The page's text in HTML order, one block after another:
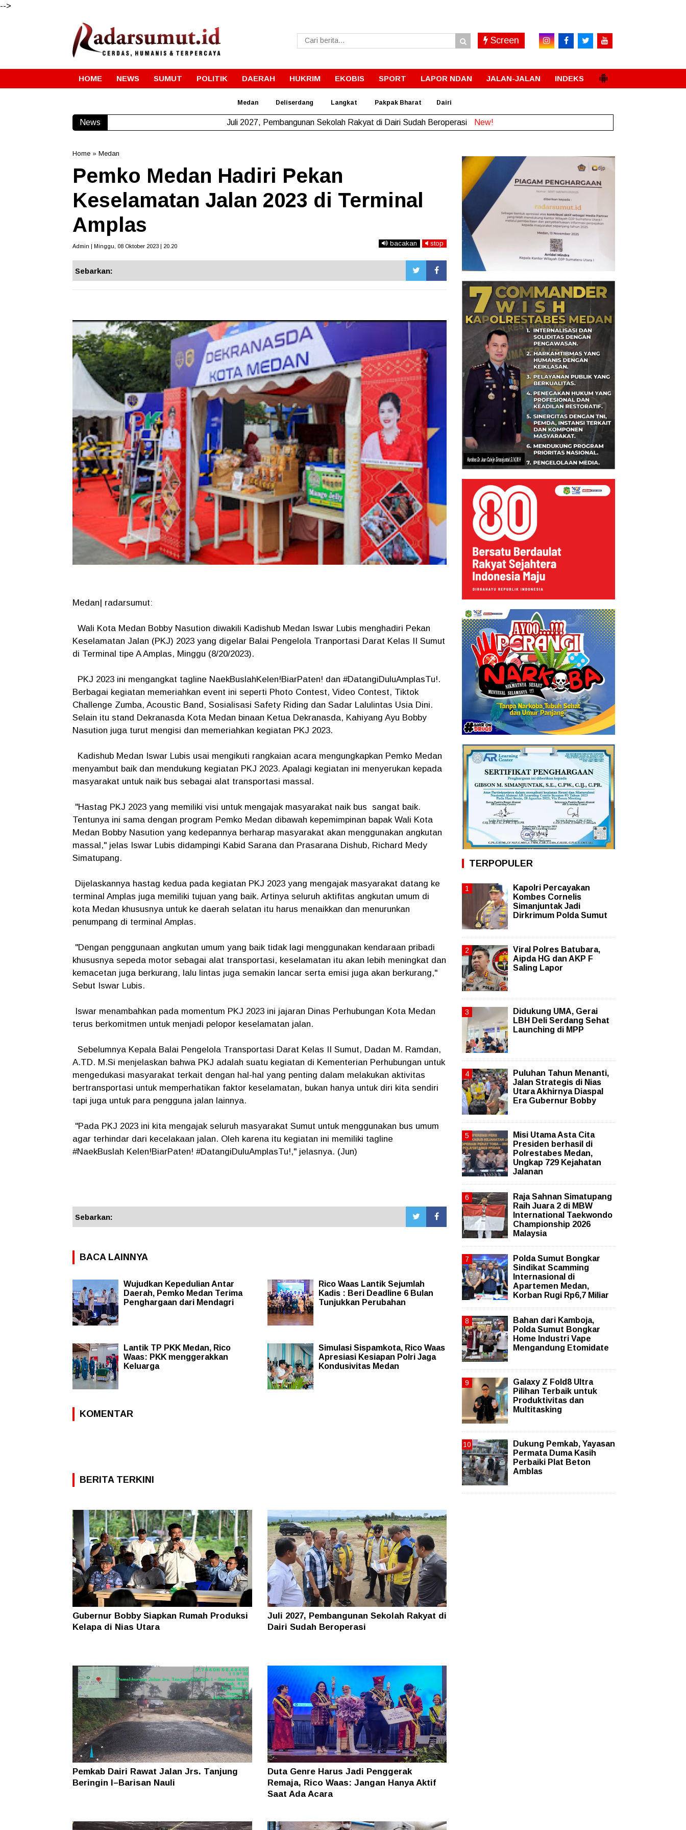
-->
Screen
HOME NEWS SUMUT POLITIK DAERAH HUKRIM EKOBIS SPORT LAPOR NDAN JALAN-JALAN INDEKS
Medan Deliserdang Langkat Pakpak Bharat Dairi
News Pemkab Dairi Rawat Jalan Jrs. Tanjung Beringin I–Barisan Nauli New!
Home » Medan
Pemko Medan Hadiri Pekan
Keselamatan Jalan 2023 di Terminal
Amplas
Admin | Minggu, 08 Oktober 2023 | 20.20 bacakan stop
Sebarkan:
Medan| radarsumut:
Wali Kota Medan Bobby Nasution diwakili Kadishub Medan Iswar Lubis menghadiri Pekan
Keselamatan Jalan (PKJ) 2023 yang digelar Balai Pengelola Tranportasi Darat Kelas II Sumut
di Terminal tipe A Amplas, Minggu (8/20/2023).
PKJ 2023 ini mengangkat tagline NaekBuslahKelen!BiarPaten! dan #DatangiDuluAmplasTu!.
Berbagai kegiatan memeriahkan event ini seperti Photo Contest, Video Contest, Tiktok
Challenge Zumba, Acoustic Band, Sosialisasi Safety Riding dan Sadar Lalulintas Usia Dini.
Selain itu stand Dekranasda Kota Medan binaan Ketua Dekranasda, Kahiyang Ayu Bobby
Nasution juga turut mengisi dan memeriahkan kegiatan PKJ 2023.
Kadishub Medan Iswar Lubis usai mengikuti rangkaian acara mengungkapkan Pemko Medan
menyambut baik dan mendukung kegiatan PKJ 2023. Apalagi kegiatan ini menyerukan kepada
masyarakat untuk naik bus sebagai alat transportasi massal.
"Hastag PKJ 2023 yang memiliki visi untuk mengajak masyarakat naik bus sangat baik.
Tentunya ini sama dengan program Pemko Medan dibawah kepemimpinan bapak Wali Kota
Medan Bobby Nasution yang kedepannya berharap masyarakat akan menggunakan angkutan
massal," jelas Iswar Lubis didampingi Kabid Sarana dan Prasarana Dishub, Richard Medy
Simatupang.
Dijelaskannya hastag kedua pada kegiatan PKJ 2023 yang mengajak masyarakat datang ke
terminal Amplas juga memiliki tujuan yang baik. Artinya seluruh aktifitas angkutan umum di
kota Medan khususnya untuk ke daerah selatan itu harus menaikkan dan menurunkan
penumpang di terminal Amplas.
"Dengan penggunaan angkutan umum yang baik tidak lagi menggunakan kendaraan pribadi
khususnya sepeda motor sebagai alat transportasi, keselamatan itu akan lebih meningkat dan
kemacetan juga berkurang, lalu lintas juga semakin lancar serta emisi juga akan berkurang,"
Sebut Iswar Lubis.
Iswar menambahkan pada momentum PKJ 2023 ini jajaran Dinas Perhubungan Kota Medan
terus berkomitmen untuk menjadi pelopor keselamatan jalan.
Sebelumnya Kepala Balai Pengelola Transportasi Darat Kelas II Sumut, Dadan M. Ramdan,
A.TD. M.Si menjelaskan bahwa PKJ adalah suatu kegiatan di Kementerian Perhubungan untuk
mengedukasi masyarakat terkait dengan hal-hal yang penting dalam melakukan aktivitas
bertransportasi untuk memperhatikan faktor keselamatan, bukan hanya untuk diri kita sendiri
tapi juga untuk para pengguna jalan lainnya.
"Pada PKJ 2023 ini kita mengajak seluruh masyarakat Sumut untuk menggunakan bus umum
agar terhindar dari kecelakaan jalan. Oleh karena itu kegiatan ini memiliki tagline
#NaekBuslah Kelen!BiarPaten! #DatangiDuluAmplasTu!," jelasnya. (Jun)
Sebarkan:
BACA LAINNYA
Wujudkan Kepedulian Antar
Daerah, Pemko Medan Terima
Penghargaan dari Mendagri
Rico Waas Lantik Sejumlah
Kadis : Beri Deadline 6 Bulan
Tunjukkan Perubahan
Lantik TP PKK Medan, Rico
Waas: PKK menggerakkan
Keluarga
Simulasi Sispamkota, Rico Waas
Apresiasi Kesiapan Polri Jaga
Kondusivitas Medan
KOMENTAR
BERITA TERKINI
Gubernur Bobby Siapkan Rumah Produksi
Kelapa di Nias Utara
Juli 2027, Pembangunan Sekolah Rakyat di
Dairi Sudah Beroperasi
Pemkab Dairi Rawat Jalan Jrs. Tanjung
Beringin I–Barisan Nauli
Duta Genre Harus Jadi Penggerak
Remaja, Rico Waas: Jangan Hanya Aktif
Saat Ada Acara
TERPOPULER
Kapolri Percayakan
Kombes Cornelis
Simanjuntak Jadi
Dirkrimum Polda Sumut
Viral Polres Batubara,
Aipda HG dan AKP F
Saling Lapor
Didukung UMA, Gerai
LBH Deli Serdang Sehat
Launching di MPP
Puluhan Tahun Menanti,
Jalan Strategis di Nias
Utara Akhirnya Diaspal
Era Gubernur Bobby
Misi Utama Asta Cita
Presiden berhasil di
Polrestabes Medan,
Ungkap 729 Kejahatan
Jalanan
Raja Sahnan Simatupang
Raih Juara 2 di MBW
International Taekwondo
Championship 2026
Malaysia
Polda Sumut Bongkar
Sindikat Scamming
Internasional di
Apartemen Medan,
Korban Rugi Rp6,7 Miliar
Bahan dari Kamboja,
Polda Sumut Bongkar
Home Industri Vape
Mengandung Etomidate
Galaxy Z Fold8 Ultra
Pilihan Terbaik untuk
Produktivitas dan
Multitasking
Dukung Pemkab, Yayasan
Permata Duma Kasih
Perbaiki Plat Beton
Amblas